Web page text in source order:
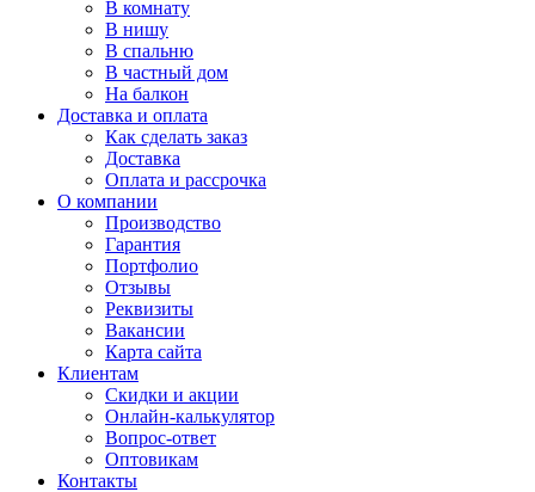
В комнату
В нишу
В спальню
В частный дом
На балкон
Доставка и оплата
Как сделать заказ
Доставка
Оплата и рассрочка
О компании
Производство
Гарантия
Портфолио
Отзывы
Реквизиты
Вакансии
Карта сайта
Клиентам
Скидки и акции
Онлайн-калькулятор
Вопрос-ответ
Оптовикам
Контакты